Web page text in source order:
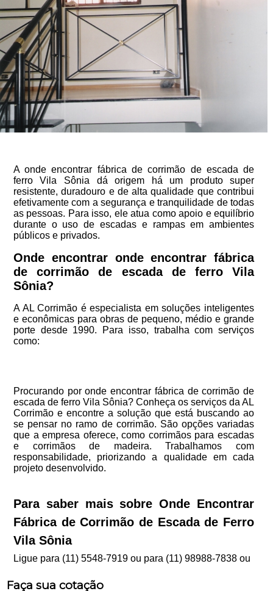
A onde encontrar fábrica de corrimão de escada de
ferro Vila Sônia dá origem há um produto super
resistente, duradouro e de alta qualidade que contribui
efetivamente com a segurança e tranquilidade de todas
as pessoas. Para isso, ele atua como apoio e equilíbrio
durante o uso de escadas e rampas em ambientes
públicos e privados.
Onde encontrar onde encontrar fábrica
de corrimão de escada de ferro Vila
Sônia?
A AL Corrimão é especialista em soluções inteligentes
e econômicas para obras de pequeno, médio e grande
porte desde 1990. Para isso, trabalha com serviços
como:
Procurando por onde encontrar fábrica de corrimão de
escada de ferro Vila Sônia? Conheça os serviços da AL
Corrimão e encontre a solução que está buscando ao
se pensar no ramo de corrimão. São opções variadas
que a empresa oferece, como corrimãos para escadas
e corrimãos de madeira. Trabalhamos com
responsabilidade, priorizando a qualidade em cada
projeto desenvolvido.
Para saber mais sobre Onde Encontrar
Fábrica de Corrimão de Escada de Ferro
Vila Sônia
Ligue para (11) 5548-7919ou para (11) 98988-7838ou
Faça sua cotação